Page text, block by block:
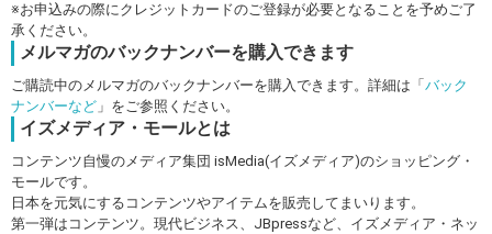
※お申込みの際にクレジットカードのご登録が必要となることを予めご了
承ください。
メルマガのバックナンバーを購入できます
ご購読中のメルマガのバックナンバーを購入できます。詳細は「 バック
ナンバーなど 」をご参照ください。
イズメディア・モールとは
コンテンツ自慢のメディア集団 isMedia(イズメディア)のショッピング・
モールです。
日本を元気にするコンテンツやアイテムを販売してまいります。
第一弾はコンテンツ。現代ビジネス、JBpressなど、イズメディア・ネッ